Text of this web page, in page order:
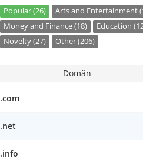
Popular (26) Arts and Entertainment
Money and Finance (18)
Education
Novelty (27)
Other (206)
Domän
.com
.net
.info